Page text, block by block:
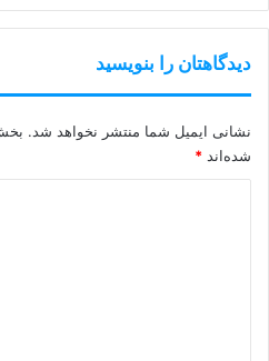
دیدگاهتان را بنویسید
نشانی ایمیل شما منتشر نخواهد شد.
شده‌اند *